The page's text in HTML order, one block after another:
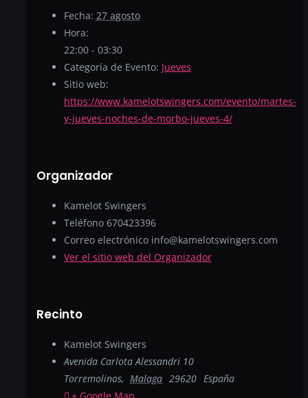
Fecha: 27 agosto
Hora:
22:00 - 03:30
Categoría de Evento: Jueves
Sitio web:
https://www.kamelotswingers.com/evento/martes-
y-jueves-noches-de-morbo-jueves-4/
Organizador
Kamelot Swingers
Teléfono 670423396
Correo electrónico info@kamelotswingers.com
Ver el sitio web del Organizador
Recinto
Kamelot Swingers
Avenida Carlota Alessandri 10
Torremolinos, Malaga 29620 España